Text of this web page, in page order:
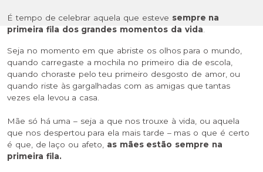
É tempo de celebrar aquela que esteve sempre na
primeira fila dos grandes momentos da vida.
Seja no momento em que abriste os olhos para o mundo,
quando carregaste a mochila no primeiro dia de escola,
quando choraste pelo teu primeiro desgosto de amor, ou
quando riste às gargalhadas com as amigas que tantas
vezes ela levou a casa.
Mãe só há uma – seja a que nos trouxe à vida, ou aquela
que nos despertou para ela mais tarde – mas o que é certo
é que, de laço ou afeto, as mães estão sempre na
primeira fila.